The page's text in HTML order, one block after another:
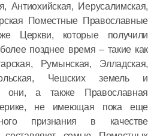
Антиохийская, Иерусалимская,
Поместные Православные
Церкви, которые получили
позднее время – такие как
Румынская, Элладская,
Чешских земель и
они, а также Православная
не имеющая пока еще
признания в качестве